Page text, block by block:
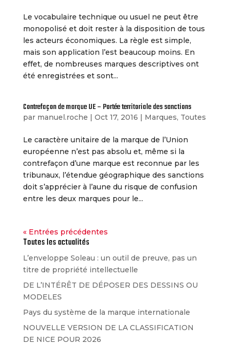
Le vocabulaire technique ou usuel ne peut être
monopolisé et doit rester à la disposition de tous
les acteurs économiques. La règle est simple,
mais son application l’est beaucoup moins. En
effet, de nombreuses marques descriptives ont
été enregistrées et sont...
Contrefaçon de marque UE – Portée territoriale des sanctions
par manuel.roche | Oct 17, 2016 | Marques, Toutes
Le caractère unitaire de la marque de l’Union
européenne n’est pas absolu et, même si la
contrefaçon d’une marque est reconnue par les
tribunaux, l’étendue géographique des sanctions
doit s’apprécier à l’aune du risque de confusion
entre les deux marques pour le...
« Entrées précédentes
Toutes les actualités
L’enveloppe Soleau : un outil de preuve, pas un
titre de propriété intellectuelle
DE L’INTÉRÊT DE DÉPOSER DES DESSINS OU
MODELES
Pays du système de la marque internationale
NOUVELLE VERSION DE LA CLASSIFICATION
DE NICE POUR 2026